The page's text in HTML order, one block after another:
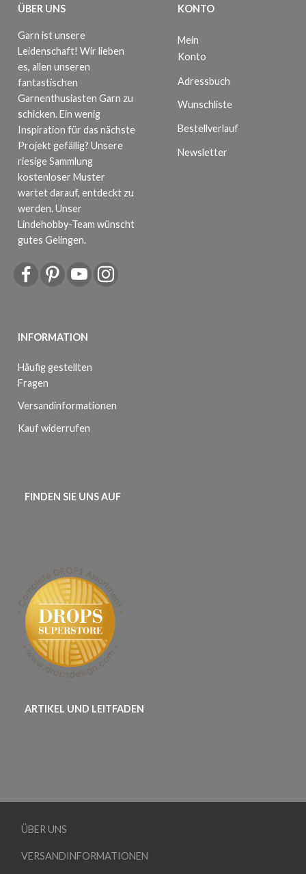
ÜBER UNS
Garn ist unsere
Leidenschaft! Wir lieben
es, allen unseren
fantastischen
Garnenthusiasten Garn zu
schicken. Ein wenig
Inspiration für das nächste
Projekt gefällig? Unsere
riesige Sammlung
kostenloser Muster
wartet darauf, entdeckt zu
werden. Unser
Lindehobby-Team wünscht
gutes Gelingen.
INFORMATION
Häufig gestellten
Fragen
Versandinformationen
Kauf widerrufen
KONTO
Mein
Konto
Adressbuch
Wunschliste
Bestellverlauf
Newsletter
FINDEN SIE UNS AUF
ARTIKEL UND LEITFADEN
ÜBER UNS
VERSANDINFORMATIONEN